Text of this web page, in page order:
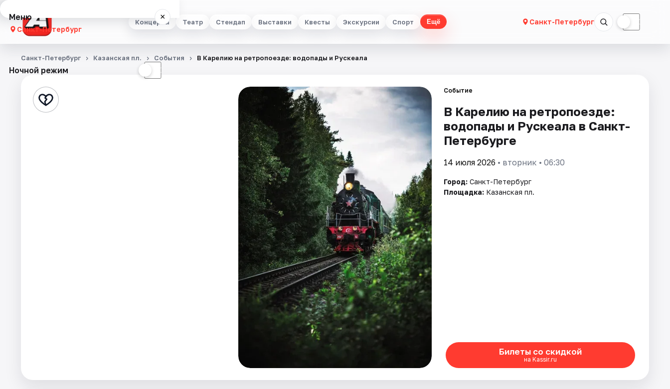
Концерты Театр Стендап Выставки Квесты Экскурсии Спорт Ещё Санкт-Петербург ☾
Меню ×
Санкт-Петербург
Концерты
Стендап
Ночной режим ☾
Санкт-Петербург Казанская пл. События В Карелию на ретропоезде: водопады и Рускеала
Событие
В Карелию на ретропоезде:
водопады и Рускеала в Санкт-
Петербурге
14 июля 2026 • вторник • 06:30
Город: Санкт-Петербург
Площадка: Казанская пл.
Билеты со скидкой
на Kassir.ru